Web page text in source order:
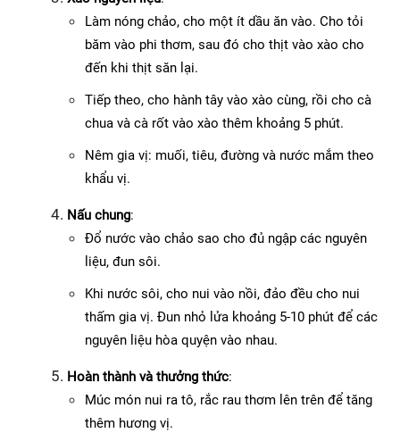
Làm nóng chảo, cho một ít dầu ăn vào. Cho tỏi
băm vào phi thơm, sau đó cho thịt vào xào cho
đến khi thịt săn lại.
Tiếp theo, cho hành tây vào xào cùng, rồi cho cà
chua và cà rốt vào xào thêm khoảng 5 phút.
Nêm gia vị: muối, tiêu, đường và nước mắm theo
khẩu vị.
Nấu chung:
Đổ nước vào chảo sao cho đủ ngập các nguyên
liệu, đun sôi.
Khi nước sôi, cho nui vào nồi, đảo đều cho nui
thấm gia vị. Đun nhỏ lửa khoảng 5-10 phút để các
nguyên liệu hòa quyện vào nhau.
Hoàn thành và thưởng thức:
Múc món nui ra tô, rắc rau thơm lên trên để tăng
thêm hương vị.